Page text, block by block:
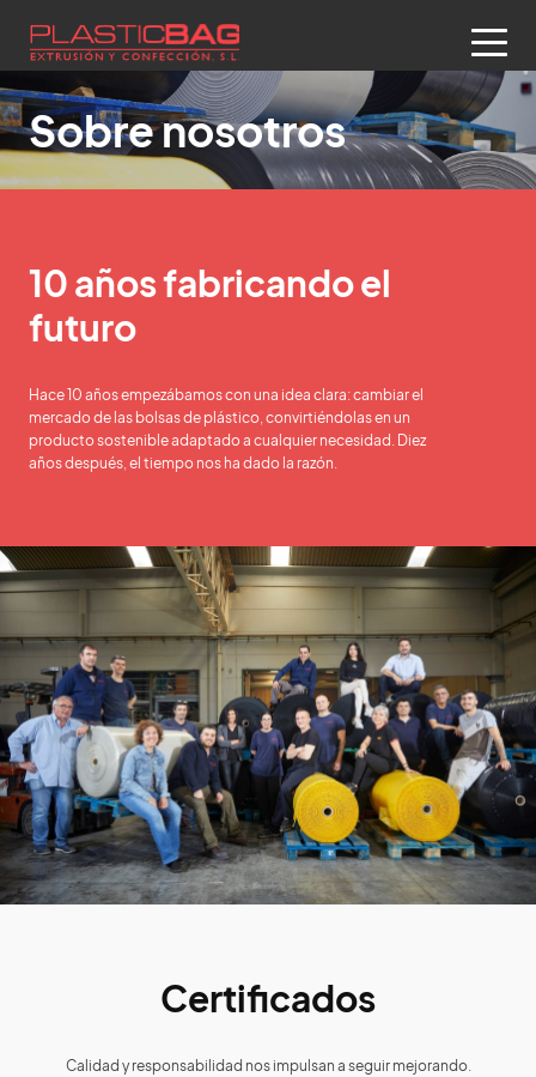
Sobre nosotros
10 años fabricando el
futuro
Hace 10 años empezábamos con una idea clara: cambiar el
mercado de las bolsas de plástico, convirtiéndolas en un
producto sostenible adaptado a cualquier necesidad. Diez
años después, el tiempo nos ha dado la razón.
Certificados
Calidad y responsabilidad nos impulsan a seguir mejorando.